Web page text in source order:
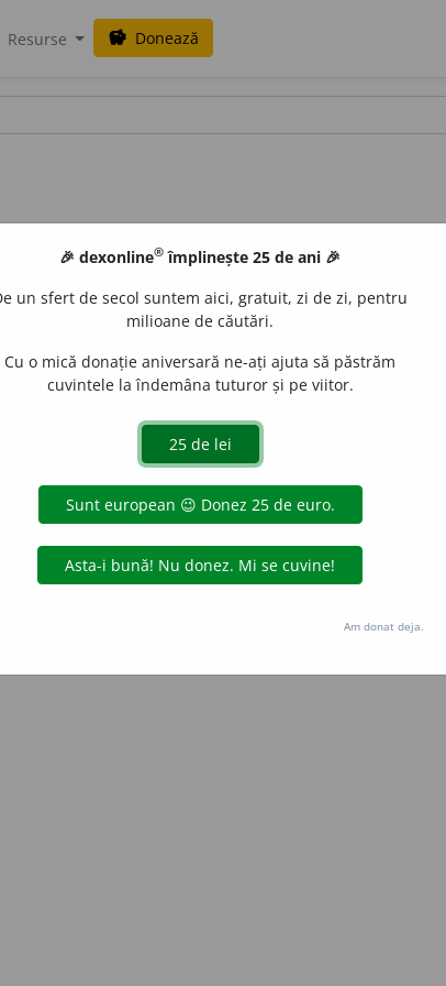
Resurse savings Donează
acțiuni
Copyright © 2004-2026 dexonline (https://dexonline.ro)
de pe acest site, inclusiv prin orice metode de extragere automată
prealabil scris, cu excepția seturilor de date oferite oficial spre utilizare
Hosterion
🎉 dexonline® împlinește 25 de ani 🎉
un sfert de secol suntem aici, gratuit, zi de zi, pentru
milioane de căutări.
Cu o mică donație aniversară ne-ați ajuta să păstrăm
cuvintele la îndemâna tuturor și pe viitor.
Am donat deja.